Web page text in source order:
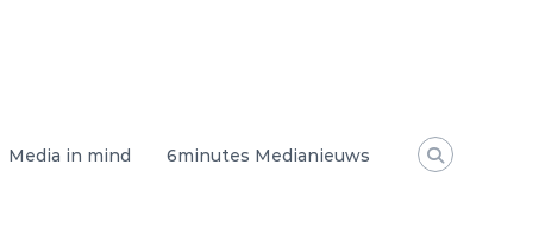
Media in mind 6minutes Medianieuws